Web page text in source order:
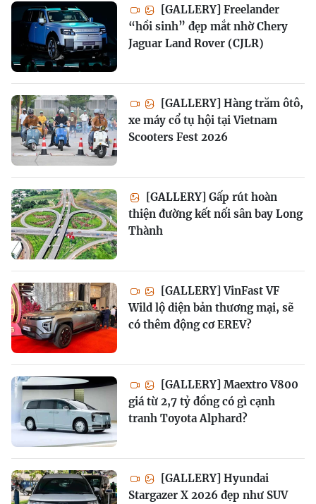
[GALLERY] Freelander
“hồi sinh” đẹp mắt nhờ Chery
Jaguar Land Rover (CJLR)
[GALLERY] Hàng trăm ôtô,
xe máy cổ tụ hội tại Vietnam
Scooters Fest 2026
[GALLERY] Gấp rút hoàn
thiện đường kết nối sân bay Long
Thành
[GALLERY] VinFast VF
Wild lộ diện bản thương mại, sẽ
có thêm động cơ EREV?
[GALLERY] Maextro V800
giá từ 2,7 tỷ đồng có gì cạnh
tranh Toyota Alphard?
[GALLERY] Hyundai
Stargazer X 2026 đẹp như SUV